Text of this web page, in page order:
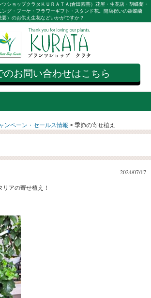
ショップクラタＫＵＲＡＴＡ(倉田園芸）花屋・生花店・胡蝶蘭・
ング・ブーケ・フラワーギフト・スタンド花。開店祝いの胡蝶蘭
要）のお供え生花などいかがですか？
のお問い合わせはこちら
ンペーン・セールス情報 > 季節の寄せ植え
2024/07/17
アの寄せ植え！